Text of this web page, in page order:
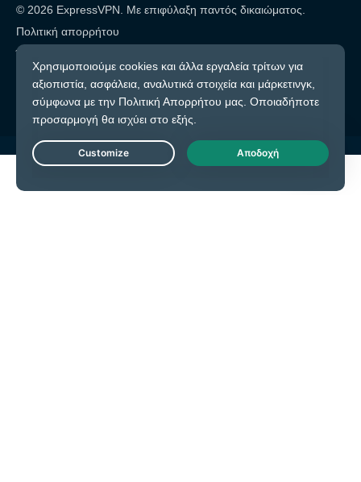
© 2026 ExpressVPN. Με επιφύλαξη παντός δικαιώματος.
Πολιτική απορρήτου
Όροι υπηρεσίας
Cookie προτιμήσεις
Live Chat